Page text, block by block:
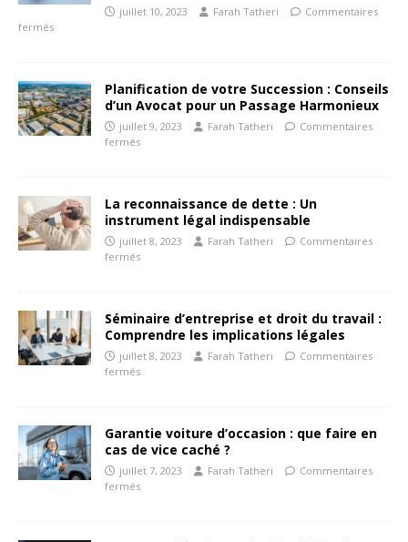
juillet 10, 2023 Farah Tatheri
Commentaires
fermés
Planification de votre Succession : Conseils
d’un Avocat pour un Passage Harmonieux
juillet 9, 2023 Farah Tatheri
Commentaires
fermés
La reconnaissance de dette : Un
instrument légal indispensable
juillet 8, 2023 Farah Tatheri
Commentaires
fermés
Séminaire d’entreprise et droit du travail :
Comprendre les implications légales
juillet 8, 2023 Farah Tatheri
Commentaires
fermés
Garantie voiture d’occasion : que faire en
cas de vice caché ?
juillet 7, 2023 Farah Tatheri
Commentaires
fermés